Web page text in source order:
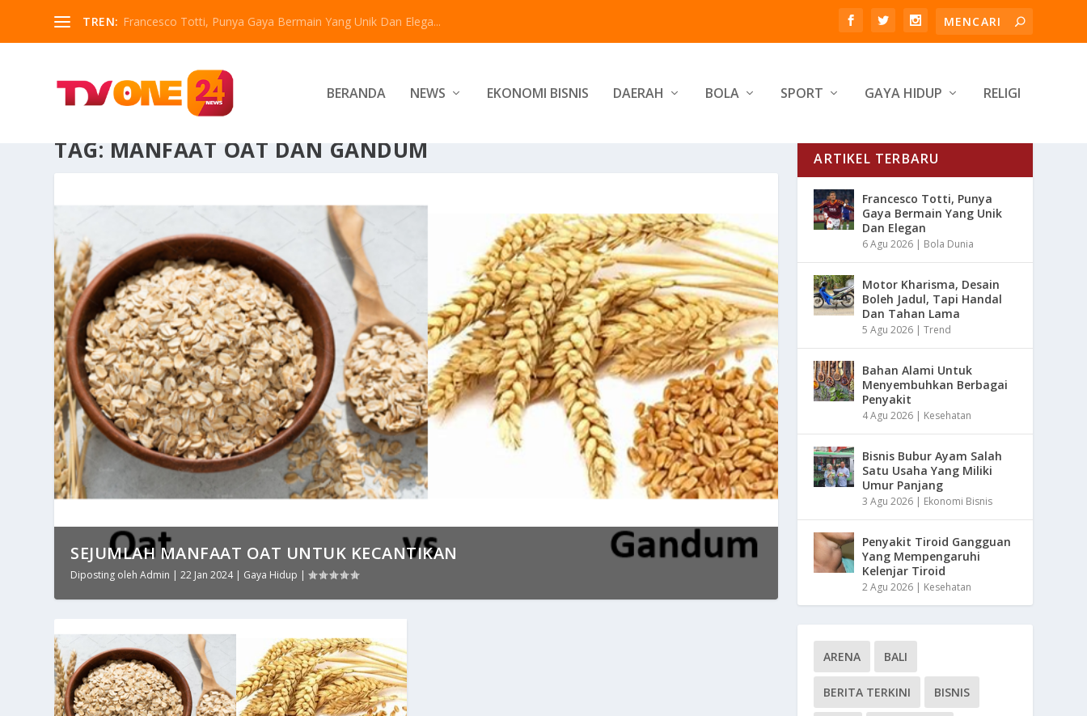
TREN: Francesco Totti, Punya Gaya Bermain Yang Unik Dan Elega...
BERANDA NEWS EKONOMI BISNIS DAERAH BOLA SPORT GAYA HIDUP RELIGI
TAG: MANFAAT OAT DAN GANDUM
SEJUMLAH MANFAAT OAT UNTUK KECANTIKAN
Diposting olehAdmin |22 Jan 2024| Gaya Hidup |
ARTIKEL TERBARU
Francesco Totti, Punya
Gaya Bermain Yang Unik
Dan Elegan
6 Agu 2026 | Bola Dunia
Motor Kharisma, Desain
Boleh Jadul, Tapi Handal
Dan Tahan Lama
5 Agu 2026 |Trend
Bahan Alami Untuk
Menyembuhkan Berbagai
Penyakit
4 Agu 2026 | Kesehatan
Bisnis Bubur Ayam Salah
Satu Usaha Yang Miliki
Umur Panjang
3 Agu 2026 | Ekonomi Bisnis
Penyakit Tiroid Gangguan
Yang Mempengaruhi
Kelenjar Tiroid
2 Agu 2026 | Kesehatan
ARENA BALI
BERITA TERKINI BISNIS